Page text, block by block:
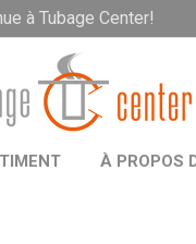
à Tubage Center!
À PROPOS